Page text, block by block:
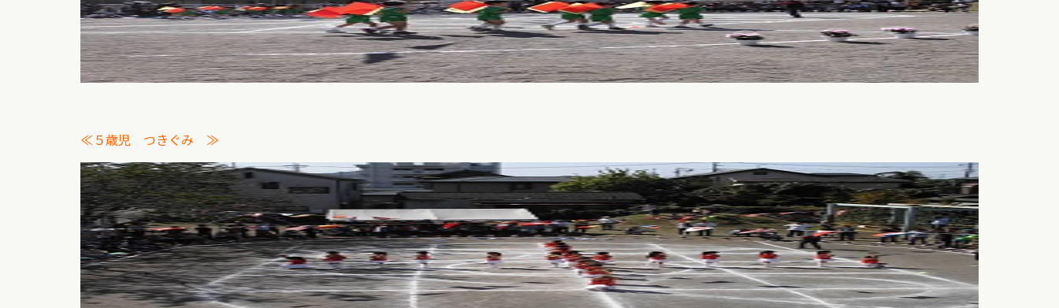
≪５歳児 つきぐみ ≫